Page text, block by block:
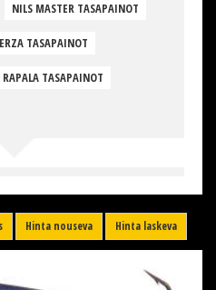
NILS MASTER TASAPAINOT
TASAPAINOT
RAPALA TASAPAINOT
Hinta nouseva Hinta laskeva